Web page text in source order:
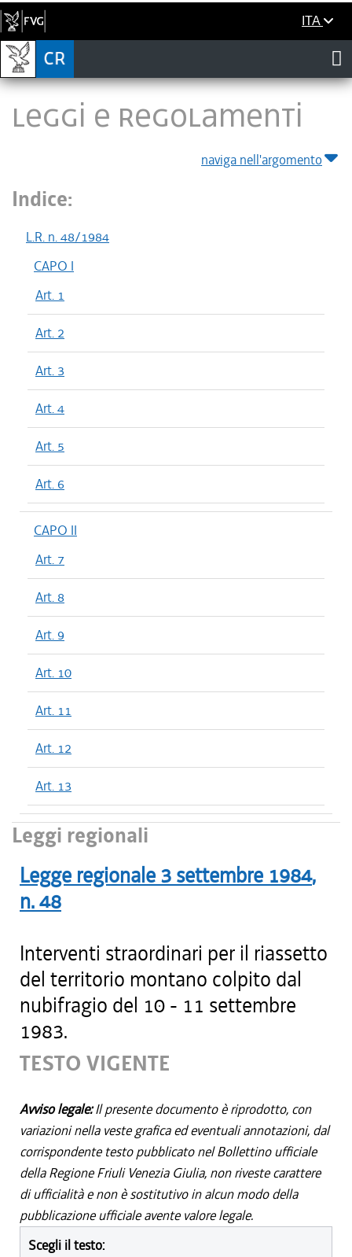
ITA
LEGGI E REGOLAMENTI
naviga nell'argomento
Indice:
L.R. n. 48/1984
CAPO I
Art. 1
Art. 2
Art. 3
Art. 4
Art. 5
Art. 6
CAPO II
Art. 7
Art. 8
Art. 9
Art. 10
Art. 11
Art. 12
Art. 13
Leggi regionali
Legge regionale 3 settembre 1984,
n.48
Interventi straordinari per il riassetto
del territorio montano colpito dal
nubifragio del 10 - 11 settembre
1983.
TESTO VIGENTE
Avviso legale:Il presente documento è riprodotto, con
variazioni nella veste grafica ed eventuali annotazioni, dal
corrispondente testo pubblicato nel Bollettino ufficiale
della Regione Friuli Venezia Giulia, non riveste carattere
di ufficialità e non è sostitutivo in alcun modo della
pubblicazione ufficiale avente valore legale.
Scegli il testo: